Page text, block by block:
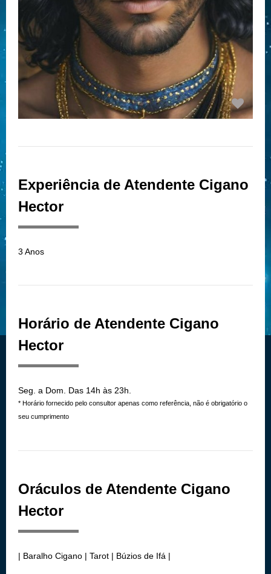
Experiência de Atendente Cigano
Hector
3 Anos
Horário de Atendente Cigano
Hector
Seg. a Dom. Das 14h às 23h.
* Horário fornecido pelo consultor apenas como referência, não é obrigatório o
seu cumprimento
Oráculos de Atendente Cigano
Hector
| Baralho Cigano | Tarot | Búzios de Ifá |